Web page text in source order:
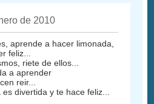
de 2010
aprende a hacer limonada,
feliz...
riete de ellos...
a aprender
reir...
divertida y te hace feliz...